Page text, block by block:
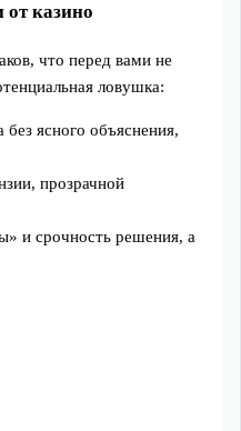
от казино
что перед вами не
ловушка:
ясного объяснения,
прозрачной
и срочность решения, а